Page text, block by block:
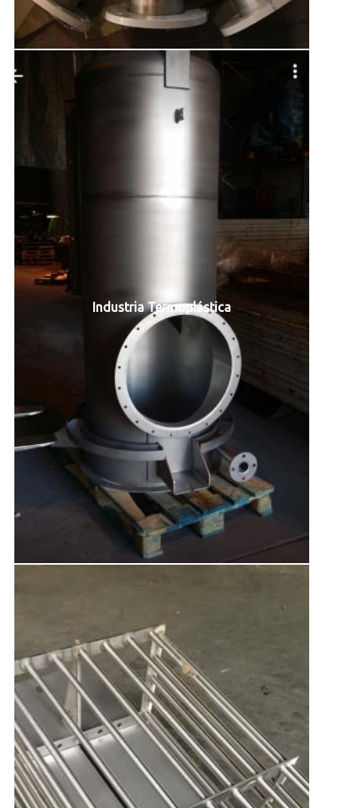
Industria Termoplástica